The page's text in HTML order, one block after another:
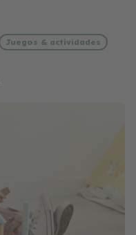
Juegos & actividades